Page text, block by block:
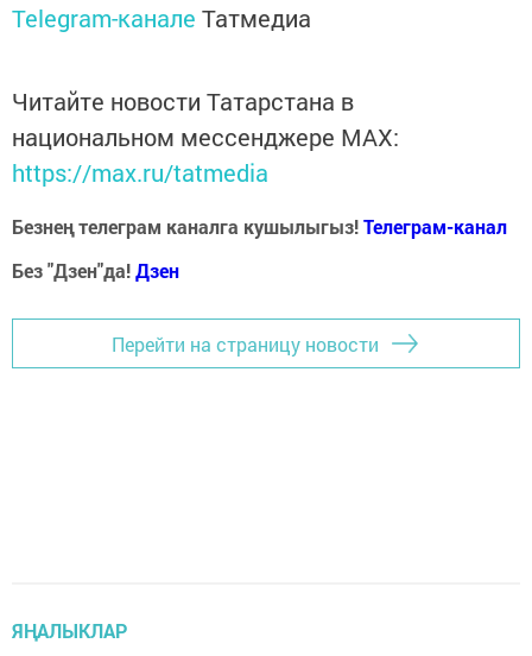
Telegram-канале Татмедиа
Читайте новости Татарстана в
национальном мессенджере MАХ:
https://max.ru/tatmedia
Безнең телеграм каналга кушылыгыз!Телеграм-канал
Без "Дзен"да!Дзен
Перейти на страницу новости
ЯҢАЛЫКЛАР